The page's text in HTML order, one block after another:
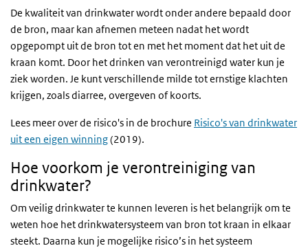
De kwaliteit van drinkwater wordt onder andere bepaald door
de bron, maar kan afnemen meteen nadat het wordt
opgepompt uit de bron tot en met het moment dat het uit de
kraan komt. Door het drinken van verontreinigd water kun je
ziek worden. Je kunt verschillende milde tot ernstige klachten
krijgen, zoals diarree, overgeven of koorts.
Lees meer over de risico's in de brochure Risico's van drinkwater
uit een eigen winning(2019).
Hoe voorkom je verontreiniging van
drinkwater?
Om veilig drinkwater te kunnen leveren is het belangrijk om te
weten hoe het drinkwatersysteem van bron tot kraan in elkaar
steekt. Daarna kun je mogelijke risico’s in het systeem